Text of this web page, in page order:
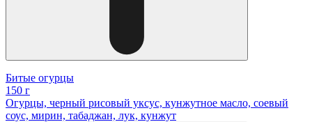
Битые огурцы
150 г
Огурцы, черный рисовый уксус, кунжутное масло, соевый
соус, мирин, табаджан, лук, кунжут